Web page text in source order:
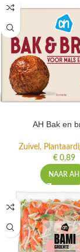
AH Bak en
Zuivel,
€0,89
NAAR AH